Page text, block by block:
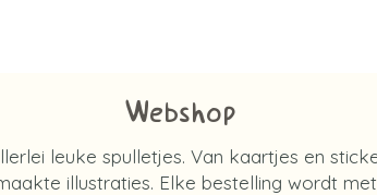
Webshop
leuke spulletjes. Van kaartjes en
illustraties. Elke bestelling wordt